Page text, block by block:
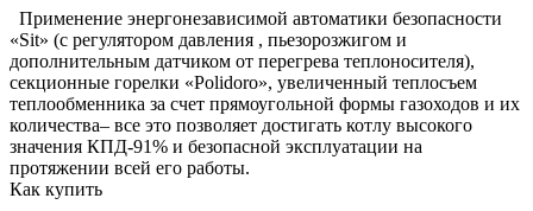
Применение энергонезависимой автоматики безопасности
«Sit» (с регулятором давления , пьезорозжигом и
дополнительным датчиком от перегрева теплоносителя),
секционные горелки «Polidoro», увеличенный теплосъем
теплообменника за счет прямоугольной формы газоходов и их
количества– все это позволяет достигать котлу высокого
значения КПД-91% и безопасной эксплуатации на
протяжении всей его работы.
Как купить